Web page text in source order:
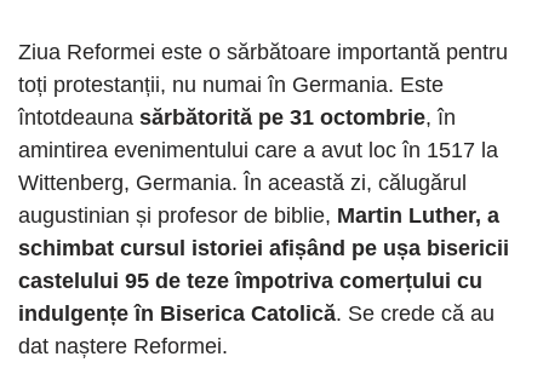
Ziua Reformei este o sărbătoare importantă pentru
toți protestanții, nu numai în Germania. Este
întotdeauna sărbătorită pe 31 octombrie, în
amintirea evenimentului care a avut loc în 1517 la
Wittenberg, Germania. În această zi, călugărul
augustinian și profesor de biblie, Martin Luther, a
schimbat cursul istoriei afișând pe ușa bisericii
castelului 95 de teze împotriva comerțului cu
indulgențe în Biserica Catolică. Se crede că au
dat naștere Reformei.